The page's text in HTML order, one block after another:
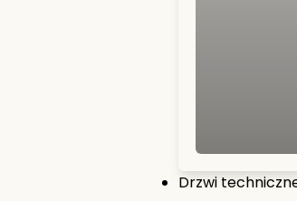
Drzwi